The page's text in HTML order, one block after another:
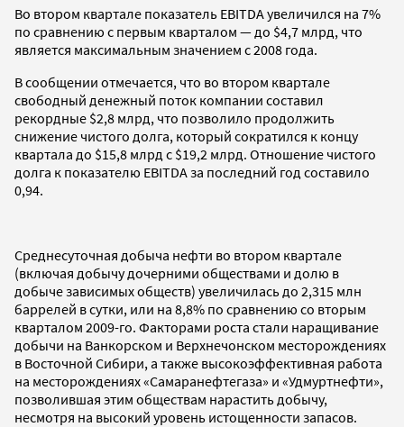
Во втором квартале показатель EBITDA увеличился на 7%
по сравнению с первым кварталом — до $4,7 млрд, что
является максимальным значением с 2008 года.
В сообщении отмечается, что во втором квартале
свободный денежный поток компании составил
рекордные $2,8 млрд, что позволило продолжить
снижение чистого долга, который сократился к концу
квартала до $15,8 млрд с $19,2 млрд. Отношение чистого
долга к показателю EBITDA за последний год составило
0,94.
Среднесуточная добыча нефти во втором квартале
(включая добычу дочерними обществами и долю в
добыче зависимых обществ) увеличилась до 2,315 млн
баррелей в сутки, или на 8,8% по сравнению со вторым
кварталом 2009-го. Факторами роста стали наращивание
добычи на Ванкорском и Верхнечонском месторождениях
в Восточной Сибири, а также высокоэффективная работа
на месторождениях «Самаранефтегаза» и «Удмуртнефти»,
позволившая этим обществам нарастить добычу,
несмотря на высокий уровень истощенности запасов.